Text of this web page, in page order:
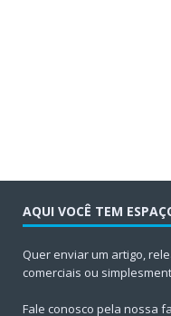
AQUI VOCÊ TEM
Quer enviar um artigo,
comerciais ou
Fale conosco pela nossa